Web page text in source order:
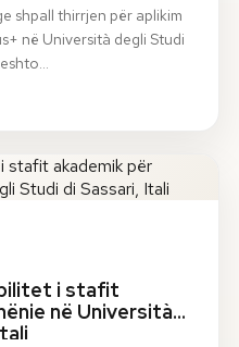
shpall thirrjen për aplikim
në Università degli Studi
i stafit
në Università